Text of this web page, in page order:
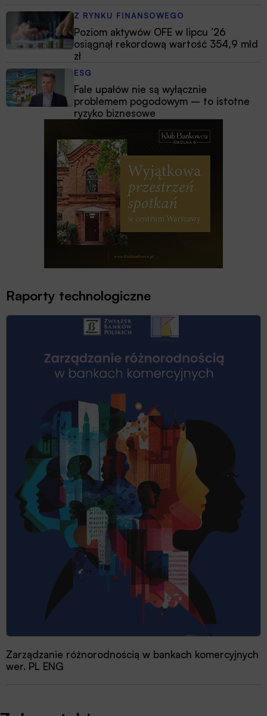
Z RYNKU FINANSOWEGO
Poziom aktywów OFE w lipcu ’26
osiągnął rekordową wartość 354,9 mld
zł
ESG
Fale upałów nie są wyłącznie
problemem pogodowym – to istotne
ryzyko biznesowe
Raporty technologiczne
Zarządzanie różnorodnością w bankach komercyjnych
wer. PL ENG